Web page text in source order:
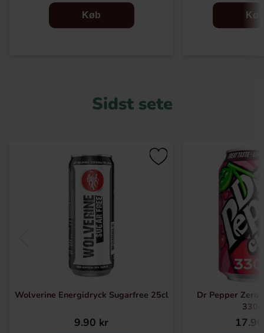
Køb Køb
Sidst sete
Wolverine Energidryck Sugarfree 25cl
9.90 kr
Dr Pepper Zero